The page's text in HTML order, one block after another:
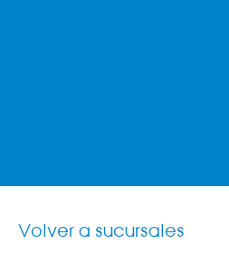
Volver a sucursales